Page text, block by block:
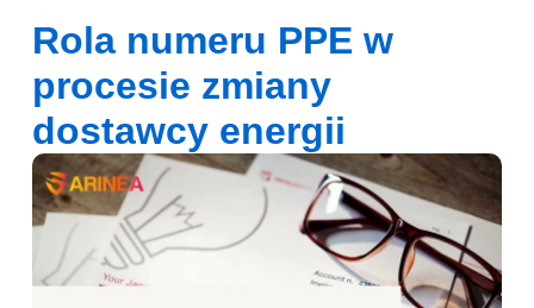
Rola numeru PPE w
procesie zmiany
dostawcy energii